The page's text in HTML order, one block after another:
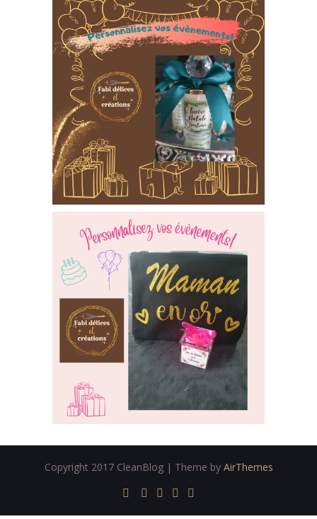
Copyright 2017 CleanBlog | Theme by AirThemes